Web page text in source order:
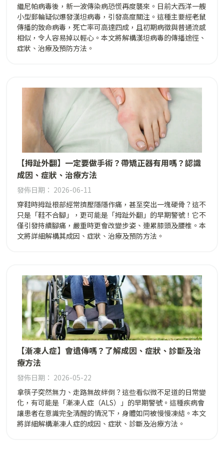
繼尼帕病毒後，新一波傳染病恐慌再度襲來。日前大西洋一艘
小型郵輪疑似爆發漢坦病毒，引發高度關注。這種主要經老鼠
傳播的致命病毒，死亡率可高達四成，且初期病徵與普通流感
相似，令人容易掉以輕心。本文將解構漢坦病毒的傳播途徑、
症狀、治療及預防方法。
【拇趾外翻】一定要做手術？帶矯正器有用嗎？認識
成因、症狀、治療方法
發佈日期： 2026-06-11
穿鞋時拇趾根部經常擠壓隱隱作痛，甚至突出一塊硬骨？這不
只是「鞋不合腳」，更可能是「拇趾外翻」的早期警號！它不
僅引發持續腳痛，嚴重時更會改變步姿、連累膝頭及腰椎。本
文將詳細解構其成因、症狀、治療及預防方法。
【漸凍人症】會遺傳嗎？了解成因、症狀、診斷及治
療方法
發佈日期： 2026-05-22
拿筷子突然無力、走路無故絆倒？這些看似微不足道的日常變
化，有可能是「漸凍人症（ALS）」的早期警號。這種疾病會
讓患者在意識完全清醒的情況下，身體如同被慢慢凍結。本文
將詳細解構漸凍人症的成因、症狀、診斷及治療方法。